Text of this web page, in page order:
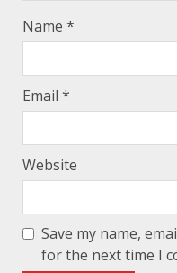
Name *
Email *
Website
Save my name,
for the next time I